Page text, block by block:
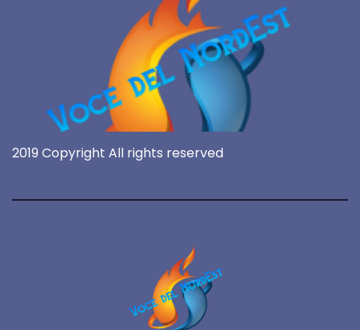
2019 Copyright All rights reserved